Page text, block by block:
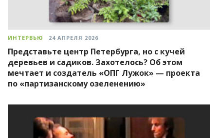
ИНТЕРВЬЮ 24 АПРЕЛЯ 2026
Представьте центр Петербурга, но с кучей
деревьев и садиков. Захотелось? Об этом
мечтает и создатель «ОПГ Лужок» — проекта
по «партизанскому озеленению»